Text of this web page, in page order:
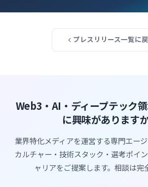
プレスリリース一覧に
Web3・AI・ディープテック
に興味があります
業界特化メディアを運営する専門エー
カルチャー・技術スタック・選考ポイ
ャリアをご提案します。相談は完